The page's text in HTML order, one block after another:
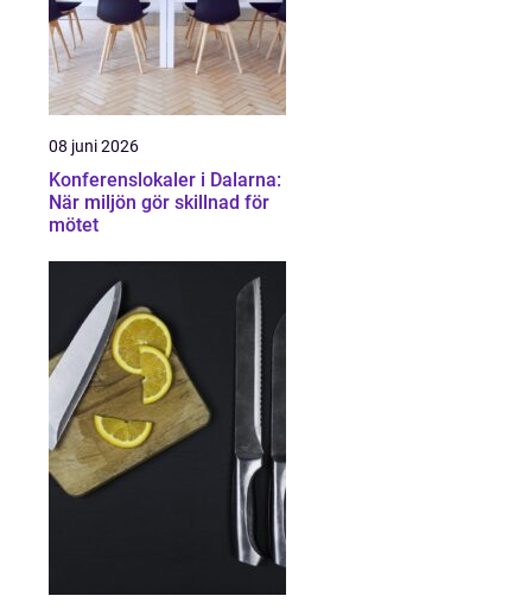
08 juni 2026
Konferenslokaler i Dalarna:
När miljön gör skillnad för
mötet